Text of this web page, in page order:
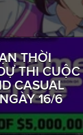
THỜI
THI CUỘC
CASUAL
16/6